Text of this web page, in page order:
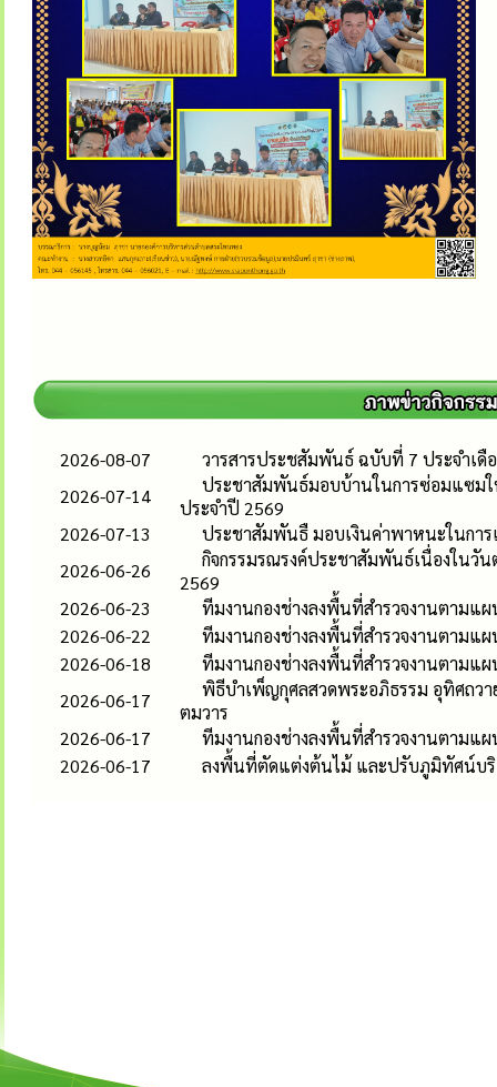
2026-08-07
วารสารประชสัมพันธ์ ฉบับที่ 7 ประจำเดื
2026-07-14
ประชาสัมพันธ์มอบบ้านในการซ่อมแซมใ
ประจำปี 2569
2026-07-13
ประชาสัมพันธื มอบเงินค่าพาหนะในการ
2026-06-26
กิจกรรมรณรงค์ประชาสัมพันธ์เนื่องในวั
2569
2026-06-23
ทีมงานกองช่างลงพื้นที่สำรวจงานตาม
2026-06-22
ทีมงานกองช่างลงพื้นที่สำรวจงานตาม
2026-06-18
ทีมงานกองช่างลงพื้นที่สำรวจงานตาม
2026-06-17
พิธีบำเพ็ญกุศลสวดพระอภิธรรม อุทิศถวา
ตมวาร
2026-06-17
ทีมงานกองช่างลงพื้นที่สำรวจงานตาม
2026-06-17
ลงพื้นที่ตัดแต่งต้นไม้ และปรับภูมิทัศน์บ